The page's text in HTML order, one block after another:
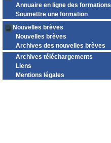
Annuaire en ligne des formations
Soumettre une formation
Nouvelles brèves
Nouvelles brèves
Archives des nouvelles brèves
Archives téléchargements
Liens
Mentions légales